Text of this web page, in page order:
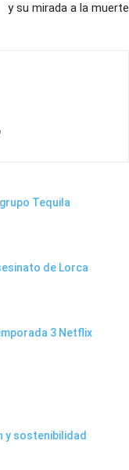
y su mirada a la muerte
Tequila
de Lorca
3 Netflix
y sostenibilidad